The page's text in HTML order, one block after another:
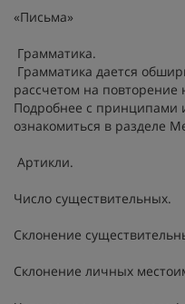
«Письма»
Грамматика.
Грамматика дается
рассчетом на
Подробнее с принципами
ознакомиться в разделе
Артикли.
Число существительных.
Склонение
Склонение личных